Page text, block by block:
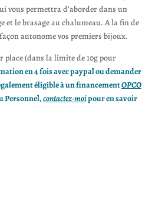
vous permettra d’aborder dans un
et le brasage au chalumeau. A la fin de
autonome vos premiers bijoux.
(dans la limite de 10g pour
en 4 fois avec paypal ou demander
éligible à un financementOPCO
Personnel,contactez-moipour en savoir